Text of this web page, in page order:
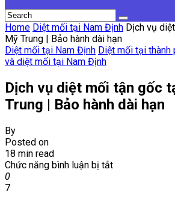
Home Diệt mối tại Nam Định Dịch vụ
Mỹ Trung | Bảo hành dài hạn
Diệt mối tại Nam Định Diệt mối tại thành
và diệt mối tại Nam Định
Dịch vụ diệt mối tận gốc
Trung | Bảo hành dài hạn
By
Posted on
18 min read
Chức năng bình luận bị tắtở
0
7